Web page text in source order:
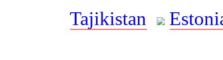
Tajikistan